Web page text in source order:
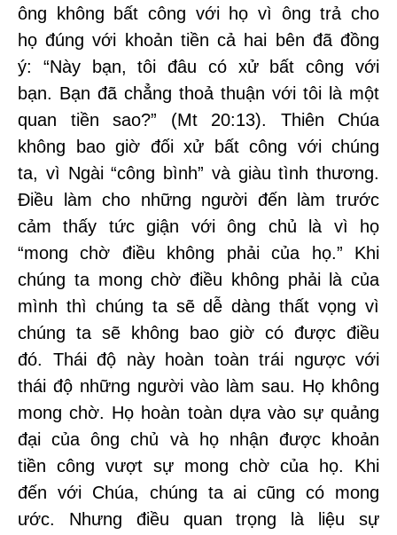
ông không bất công với họ vì ông trả cho
họ đúng với khoản tiền cả hai bên đã đồng
ý: “Này bạn, tôi đâu có xử bất công với
bạn. Bạn đã chẳng thoả thuận với tôi là một
quan tiền sao?” (Mt 20:13). Thiên Chúa
không bao giờ đối xử bất công với chúng
ta, vì Ngài “công bình” và giàu tình thương.
Điều làm cho những người đến làm trước
cảm thấy tức giận với ông chủ là vì họ
“mong chờ điều không phải của họ.” Khi
chúng ta mong chờ điều không phải là của
mình thì chúng ta sẽ dễ dàng thất vọng vì
chúng ta sẽ không bao giờ có được điều
đó. Thái độ này hoàn toàn trái ngược với
thái độ những người vào làm sau. Họ không
mong chờ. Họ hoàn toàn dựa vào sự quảng
đại của ông chủ và họ nhận được khoản
tiền công vượt sự mong chờ của họ. Khi
đến với Chúa, chúng ta ai cũng có mong
ước. Nhưng điều quan trọng là liệu sự